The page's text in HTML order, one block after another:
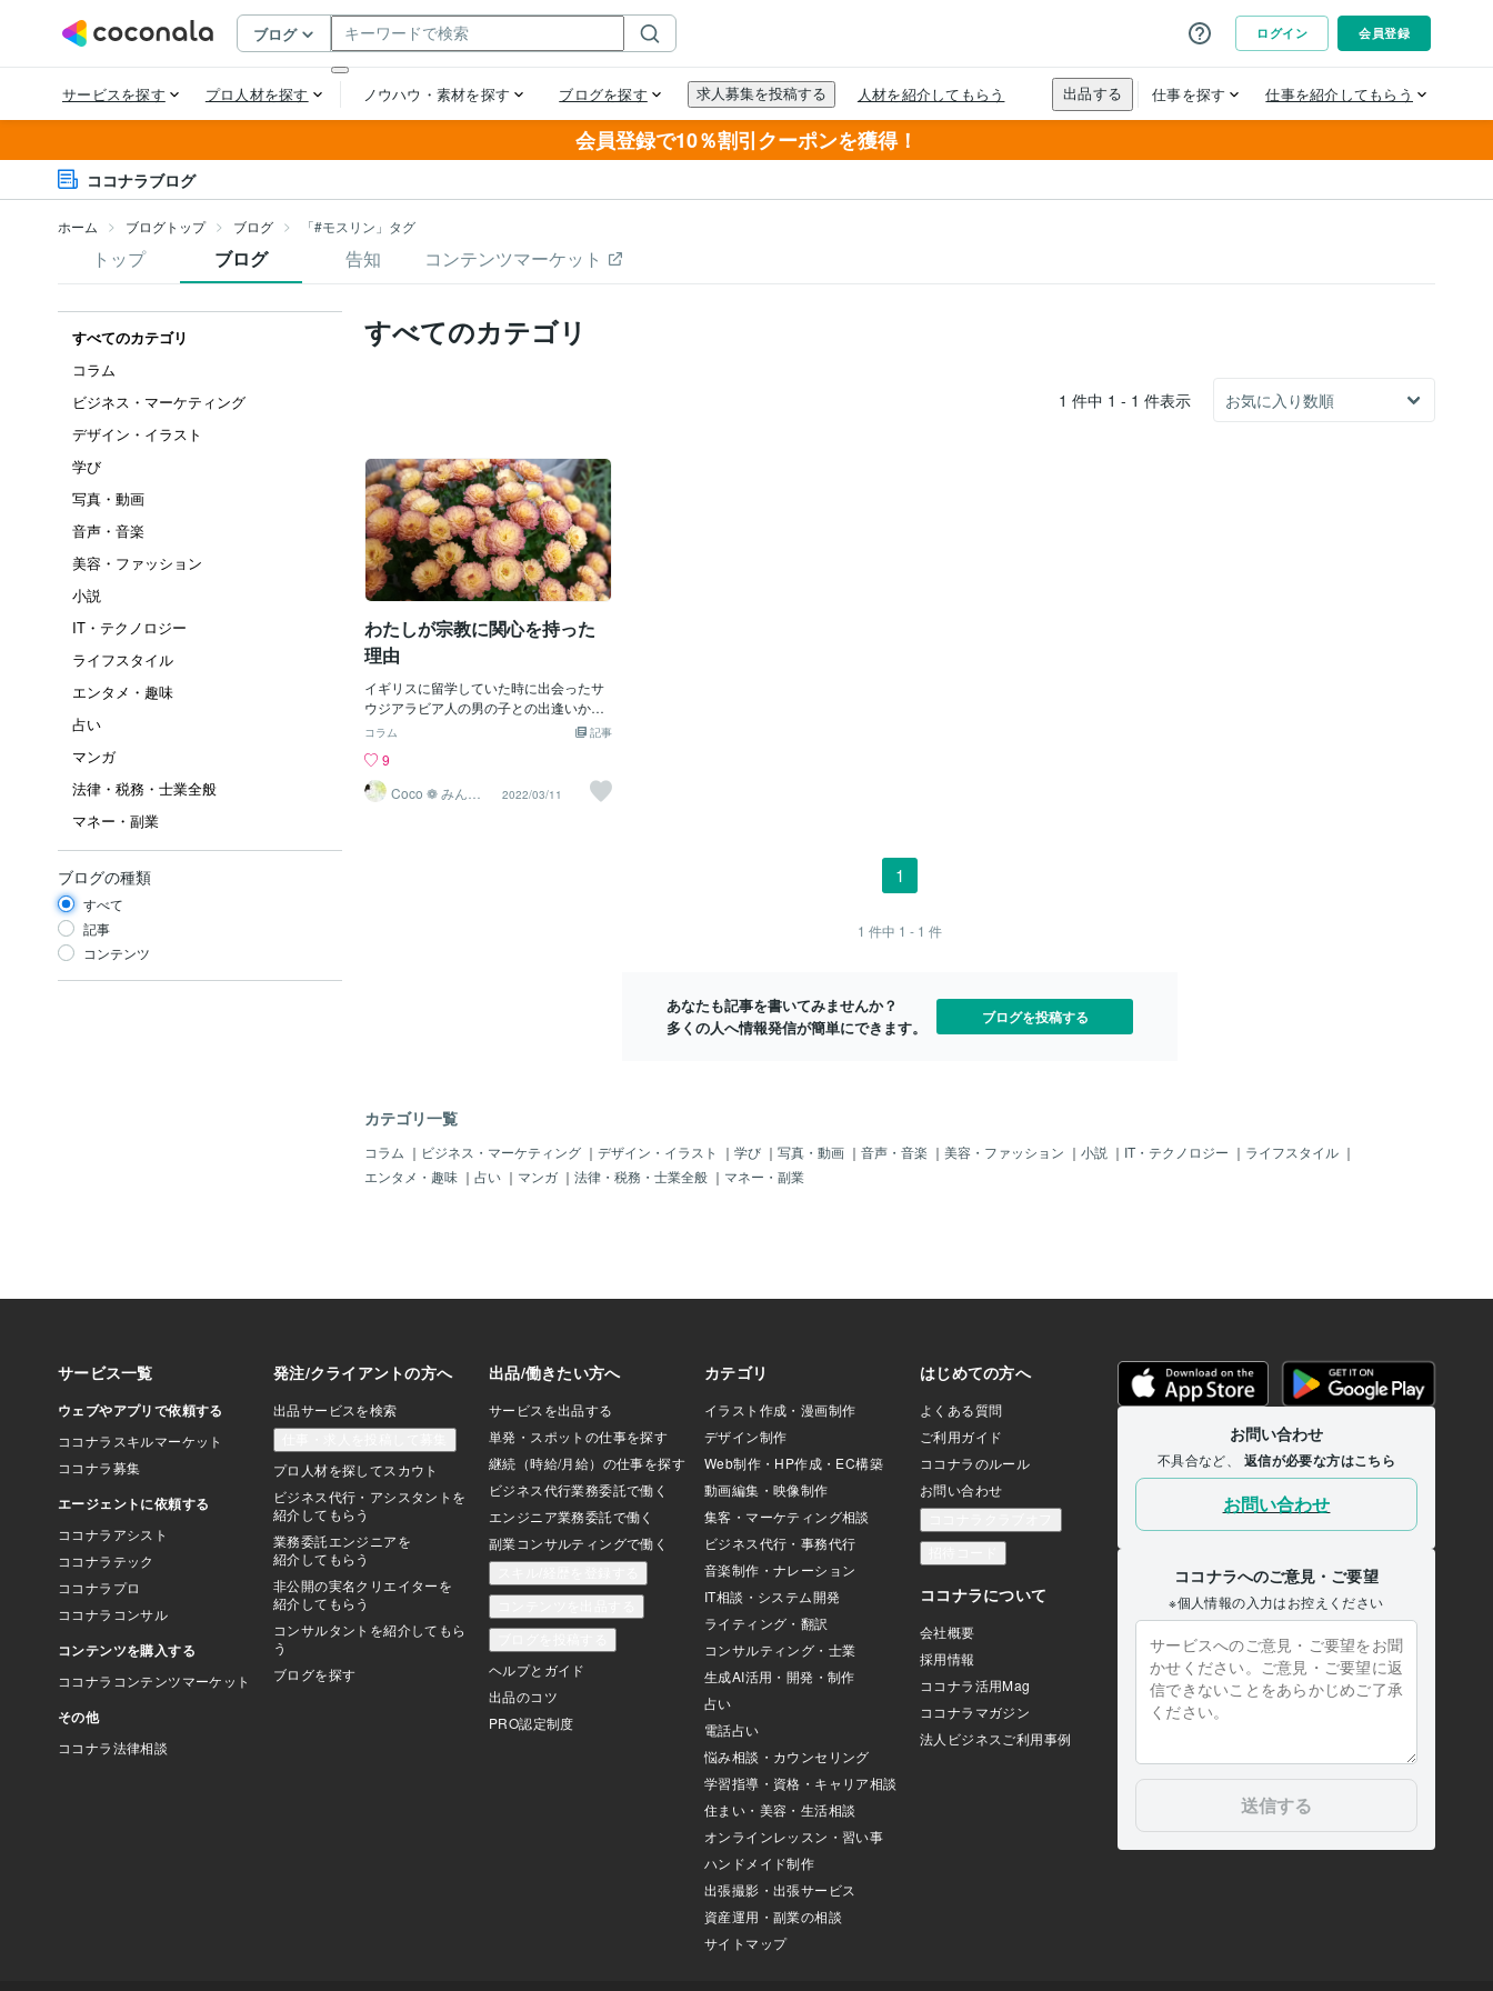
会員登録で10％割引クーポンを獲得！
ココナラブログ
ホーム ブログトップ ブログ 「#モスリン」タグ
トップ ブログ 告知 コンテンツマーケット
すべてのカテゴリ
コラム
ビジネス・マーケティング
デザイン・イラスト
学び
写真・動画
音声・音楽
美容・ファッション
小説
IT・テクノロジー
ライフスタイル
エンタメ・趣味
占い
マンガ
法律・税務・士業全般
マネー・副業
ブログの種類
すべて
記事
コンテンツ
すべてのカテゴリ
1 件中 1 - 1 件表示
わたしが宗教に関心を持った
理由
イギリスに留学していた時に出会ったサ
ウジアラビア人の男の子との出逢いから
【宗教】について考えるようになった～
自分のそんなような話をしていて自分が
実際にその時に感じた想いとか考えとか
を忘れちゃわないようにここに書き留め
ロマンティックな日常を過ごしました。
（これについてはまた国際恋愛について
書かせてください。。♪）サウジから来
ている彼らはラマダン（断食月）中だっ
たのでランチタイムやティーブレイクは
みんなと一緒に食事に連れて行ってもら
いました。日本でいう横浜中華街みたい
な感じで、その地域一帯が中東街みたい
に想像以上に現地色が強い場所で、誰も
がみんなアラビックでしゃべっ
記事
コラム
9
Coco ❁ みんな
のはなしあいて
2022/03/11
1
1 件中 1 - 1 件
あなたも記事を書いてみませんか？
多くの人へ情報発信が簡単にできます。
ブログを投稿する
カテゴリ一覧
コラム ｜ ビジネス・マーケティング ｜ デザイン・イラスト ｜ 学び ｜ 写真・動画 ｜ 音声・音楽 ｜ 美容・ファッション ｜ 小説 ｜ IT・テクノロジー ｜ ライフスタイル ｜
エンタメ・趣味 ｜ 占い ｜ マンガ ｜ 法律・税務・士業全般 ｜ マネー・副業